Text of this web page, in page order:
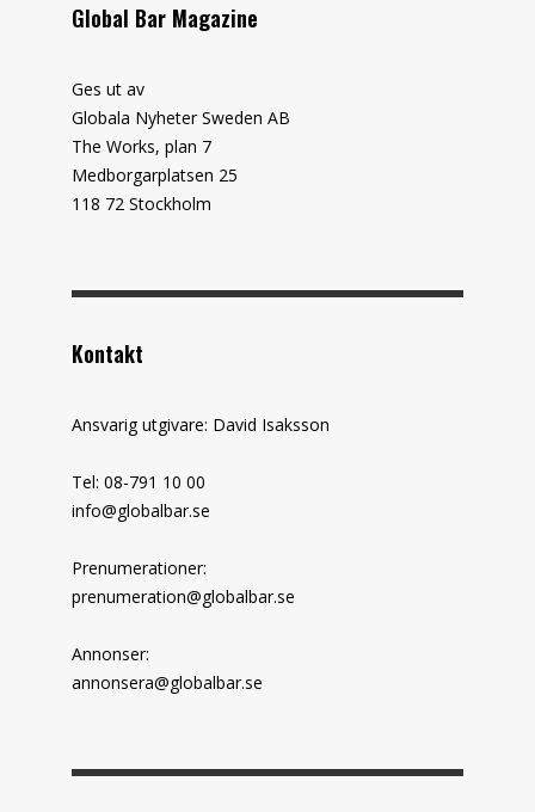
Global Bar Magazine
Ges ut av
Globala Nyheter Sweden AB
The Works, plan 7
Medborgarplatsen 25
118 72 Stockholm
Kontakt
Ansvarig utgivare: David Isaksson
Tel: 08-791 10 00
info@globalbar.se
Prenumerationer:
prenumeration@globalbar.se
Annonser:
annonsera@globalbar.se